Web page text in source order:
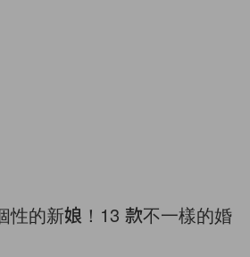
性的新娘！13 款不一樣的婚